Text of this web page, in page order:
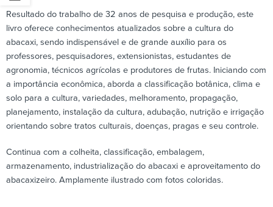
Resultado do trabalho de 32 anos de pesquisa e produção, este
livro oferece conhecimentos atualizados sobre a cultura do
abacaxi, sendo indispensável e de grande auxílio para os
professores, pesquisadores, extensionistas, estudantes de
agronomia, técnicos agrícolas e produtores de frutas. Iniciando com
a importância econômica, aborda a classificação botânica, clima e
solo para a cultura, variedades, melhoramento, propagação,
planejamento, instalação da cultura, adubação, nutrição e irrigação
orientando sobre tratos culturais, doenças, pragas e seu controle.
Continua com a colheita, classificação, embalagem,
armazenamento, industrialização do abacaxi e aproveitamento do
abacaxizeiro. Amplamente ilustrado com fotos coloridas.